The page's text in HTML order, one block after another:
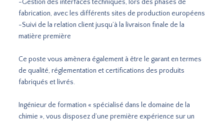
-Gestion des interfaces techniques, lors des phases de
fabrication, avec les différents sites de production européens
-Suivi de la relation client jusqu’à la livraison finale de la
matière première
Ce poste vous amènera également à être le garant en termes
de qualité, réglementation et certifications des produits
fabriqués et livrés.
Ingénieur de formation « spécialisé dans le domaine de la
chimie », vous disposez d’une première expérience sur un